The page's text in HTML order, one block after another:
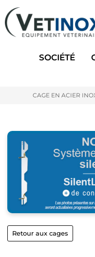
SOCIÉTÉ
CAGE EN ACIER
Retour aux cages